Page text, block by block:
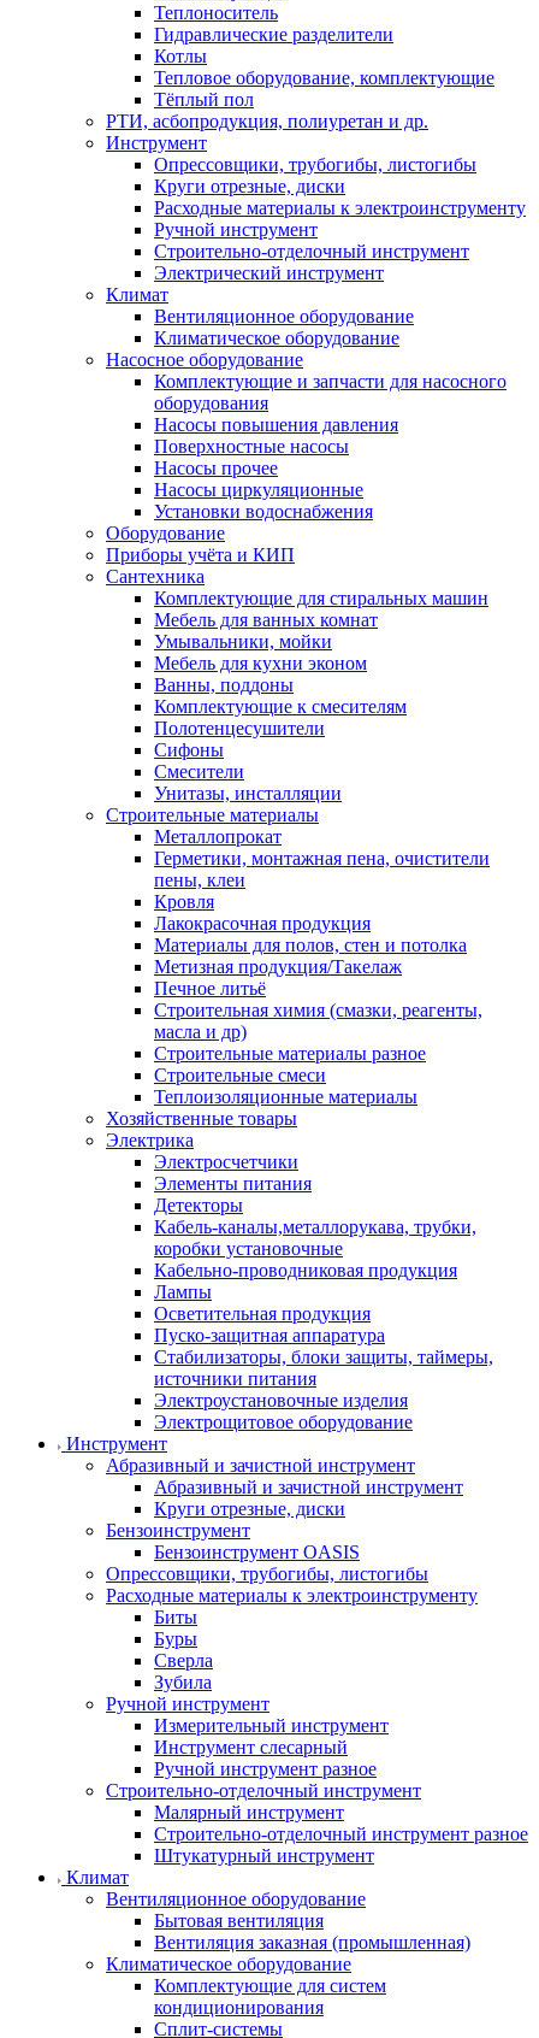
Теплоноситель
Гидравлические разделители
Котлы
Тепловое оборудование, комплектующие
Тёплый пол
РТИ, асбопродукция, полиуретан и др.
Инструмент
Опрессовщики, трубогибы, листогибы
Круги отрезные, диски
Расходные материалы к электроинструменту
Ручной инструмент
Строительно-отделочный инструмент
Электрический инструмент
Климат
Вентиляционное оборудование
Климатическое оборудование
Насосное оборудование
Комплектующие и запчасти для насосного
оборудования
Насосы повышения давления
Поверхностные насосы
Насосы прочее
Насосы циркуляционные
Установки водоснабжения
Оборудование
Приборы учёта и КИП
Сантехника
Комплектующие для стиральных машин
Мебель для ванных комнат
Умывальники, мойки
Мебель для кухни эконом
Ванны, поддоны
Комплектующие к смесителям
Полотенцесушители
Сифоны
Смесители
Унитазы, инсталляции
Строительные материалы
Металлопрокат
Герметики, монтажная пена, очистители
пены, клеи
Кровля
Лакокрасочная продукция
Материалы для полов, стен и потолка
Метизная продукция/Такелаж
Печное литьё
Строительная химия (смазки, реагенты,
масла и др)
Строительные материалы разное
Строительные смеси
Теплоизоляционные материалы
Хозяйственные товары
Электрика
Электросчетчики
Элементы питания
Детекторы
Кабель-каналы,металлорукава, трубки,
коробки установочные
Кабельно-проводниковая продукция
Лампы
Осветительная продукция
Пуско-защитная аппаратура
Стабилизаторы, блоки защиты, таймеры,
источники питания
Электроустановочные изделия
Электрощитовое оборудование
Инструмент
Абразивный и зачистной инструмент
Абразивный и зачистной инструмент
Круги отрезные, диски
Бензоинструмент
Бензоинструмент OASIS
Опрессовщики, трубогибы, листогибы
Расходные материалы к электроинструменту
Биты
Буры
Сверла
Зубила
Ручной инструмент
Измерительный инструмент
Инструмент слесарный
Ручной инструмент разное
Строительно-отделочный инструмент
Малярный инструмент
Строительно-отделочный инструмент разное
Штукатурный инструмент
Климат
Вентиляционное оборудование
Бытовая вентиляция
Вентиляция заказная (промышленная)
Климатическое оборудование
Комплектующие для систем
кондиционирования
Сплит-системы